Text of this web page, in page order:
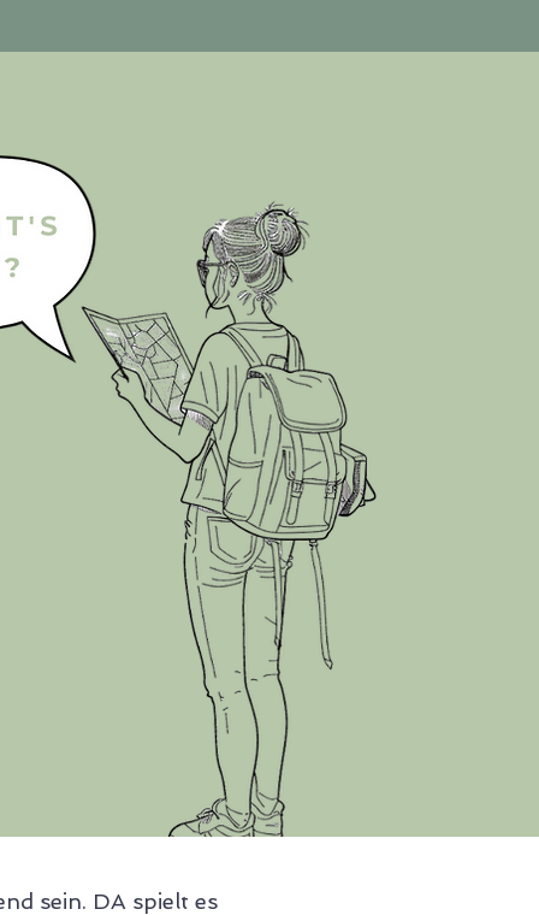
sein. DA spielt es